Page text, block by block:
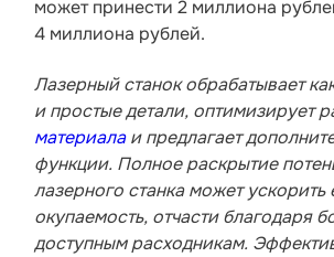
может принести 2 миллиона
4 миллиона рублей.
Лазерный станок обрабатывает
и простые детали, оптимизирует
материалаи предлагает
функции. Полное раскрытие
лазерного станка может ускорить
окупаемость, отчасти благодаря
доступным расходникам.